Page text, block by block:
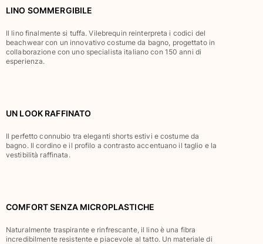
Vedi tutti i Yachting collection
Bambino
Vedi tutti i Bambino
Neonato
Classico stretch
Classico ultraleggero
Vedi tutti i Costumi da bagno
Abbigliamento
LINO SOMMERGIBILE
Il lino finalmente si tuffa. Vilebrequin reinterpreta i codici del
beachwear con un innovativo costume da bagno, progettato in
collaborazione con uno specialista italiano con 150 anni di
esperienza.
UN LOOK RAFFINATO
Il perfetto connubio tra eleganti shorts estivi e costume da
bagno. Il cordino e il profilo a contrasto accentuano il taglio e la
vestibilità raffinata.
COMFORT SENZA MICROPLASTICHE
Naturalmente traspirante e rinfrescante, il lino è una fibra
incredibilmente resistente e piacevole al tatto. Un materiale di